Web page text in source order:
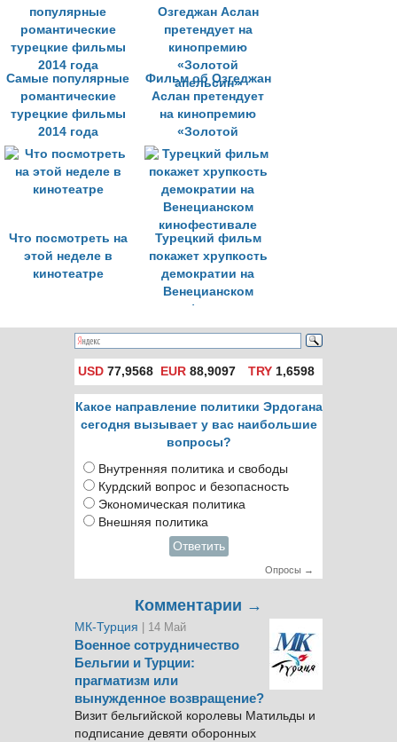
Самые популярные
романтические
турецкие фильмы
2014 года
Фильм об Озгеджан
Аслан претендует
на кинопремию
«Золотой
апельсин»
Что посмотреть на
этой неделе в
кинотеатре
Турецкий фильм
покажет хрупкость
демократии на
Венецианском
кинофестивале
USD 77,9568 EUR 88,9097 TRY1,6598
Какое направление политики Эрдогана
сегодня вызывает у вас наибольшие
вопросы?
Внутренняя политика и свободы
Курдский вопрос и безопасность
Экономическая политика
Внешняя политика
Ответить
Опросы →
Комментарии →
МК-Турция | 14 Май
Военное сотрудничество
Бельгии и Турции:
прагматизм или
вынужденное возвращение?
Визит бельгийской королевы Матильды и
подписание девяти оборонных